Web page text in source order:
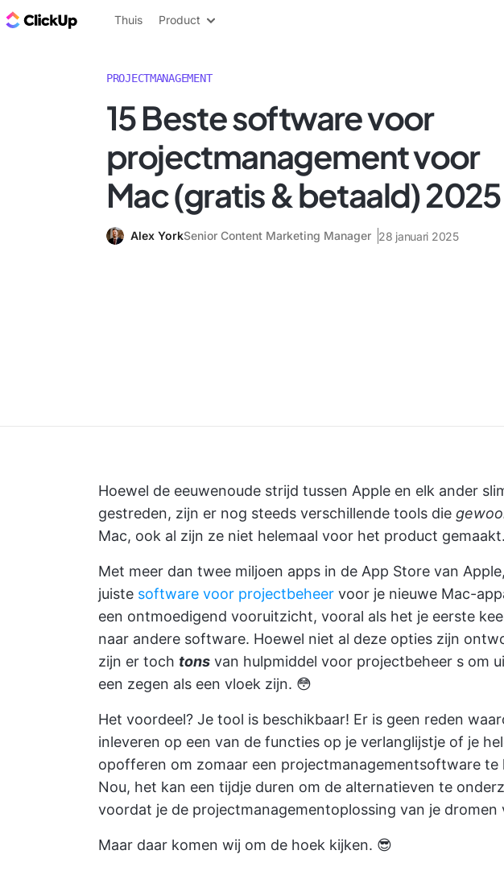
ClickUp Blog
Thuis Product
PROJECTMANAGEMENT
15 Beste software voor
projectmanagement voor
Mac (gratis & betaald) 2025
Alex YorkSenior Content Marketing Manager 28 januari 2025
Hoewel de eeuwenoude strijd tussen Apple en elk ander
gestreden, zijn er nog steeds verschillende tools die
Mac, ook al zijn ze niet helemaal voor het product gemaakt.
Met meer dan twee miljoen apps in de App Store van
juiste software voor projectbeheer voor je nieuwe Mac-
een ontmoedigend vooruitzicht, vooral als het je eerste
naar andere software. Hoewel niet al deze opties zijn
zijn er toch tons van hulpmiddel voor projectbeheer s om
een zegen als een vloek zijn. 😳
Het voordeel? Je tool is beschikbaar! Er is geen reden
inleveren op een van de functies op je verlanglijstje of je
opofferen om zomaar een projectmanagementsoftware te
Nou, het kan een tijdje duren om de alternatieven te
voordat je de projectmanagementoplossing van je dromen
Maar daar komen wij om de hoek kijken. 😎